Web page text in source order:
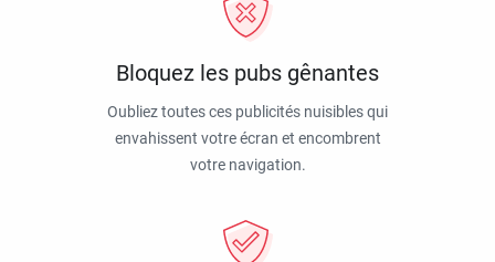
Bloquez les pubs gênantes
Oubliez toutes ces publicités nuisibles qui
envahissent votre écran et encombrent
votre navigation.